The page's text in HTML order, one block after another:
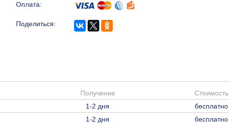
Оплата:
Поделиться:
Получение
Стоимость
1-2 дня
бесплатно
1-2 дня
бесплатно